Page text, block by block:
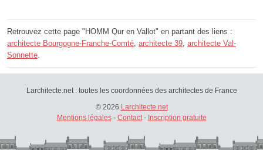
Retrouvez cette page "HOMM Qur en Vallot" en partant des liens :
architecte Bourgogne-Franche-Comté, architecte 39, architecte Val-
Sonnette.
Larchitecte.net : toutes les coordonnées des architectes de France
© 2026 Larchitecte.net
Mentions légales- Contact- Inscription gratuite